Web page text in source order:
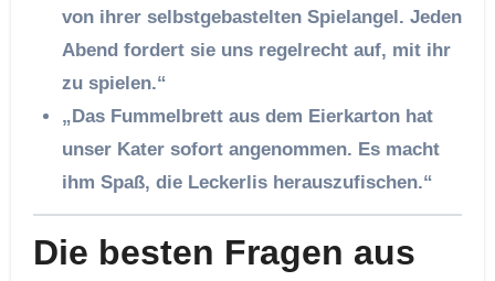
von ihrer selbstgebastelten Spielangel. Jeden
Abend fordert sie uns regelrecht auf, mit ihr
zu spielen.“
„Das Fummelbrett aus dem Eierkarton hat
unser Kater sofort angenommen. Es macht
ihm Spaß, die Leckerlis herauszufischen.“
Die besten Fragen aus